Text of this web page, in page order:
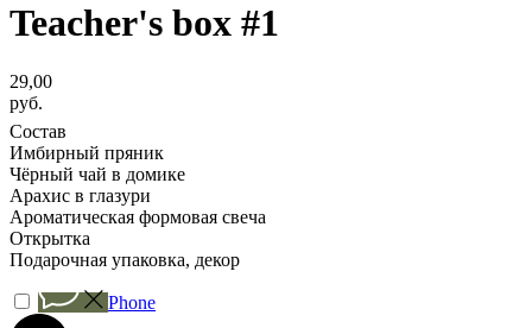
Teacher's box #1
29,00
руб.
Состав
Имбирный пряник
Чёрный чай в домике
Арахис в глазури
Ароматическая формовая свеча
Открытка
Подарочная упаковка, декор
Phone